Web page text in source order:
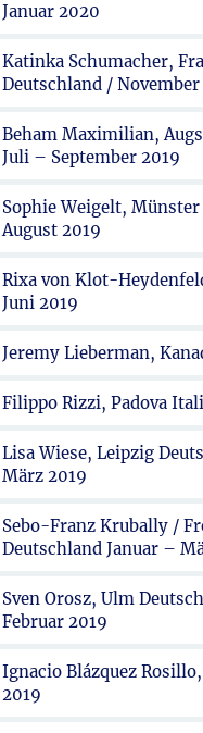
Januar 2020
Katinka Schumacher,
Deutschland /
Beham Maximilian,
Juli – September 2019
Sophie Weigelt,
August 2019
Rixa von Klot-
Juni 2019
Jeremy Lieberman,
Filippo Rizzi, Padova
Lisa Wiese, Leipzig
März 2019
Sebo-Franz Krubally /
Deutschland Januar –
Sven Orosz, Ulm
Februar 2019
Ignacio Blázquez
2019